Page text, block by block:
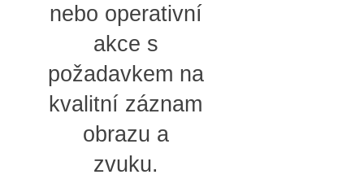
nebo operativní
akce s
požadavkem na
kvalitní záznam
obrazu a
zvuku.